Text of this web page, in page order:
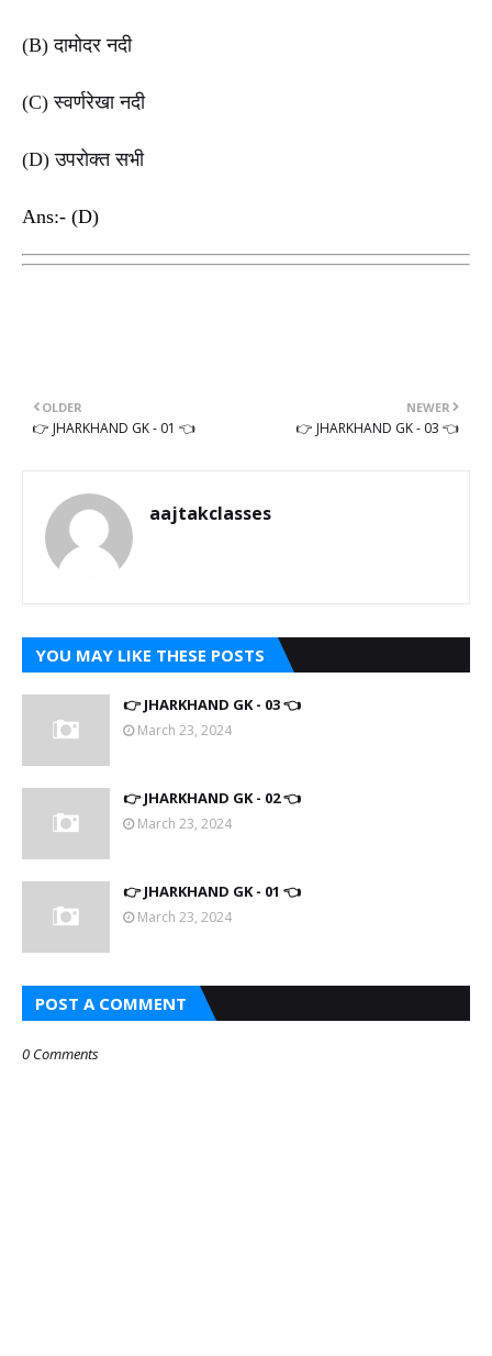
(B)दामोदर नदी
(C)स्वर्णरेखा नदी
(D)उपरोक्त सभी
Ans:- (D)
NEWER
👉 JHARKHAND GK - 03 👈
OLDER
👉 JHARKHAND GK - 01 👈
aajtakclasses
YOU MAY LIKE THESE POSTS
👉 JHARKHAND GK - 03 👈
March 23, 2024
👉 JHARKHAND GK - 02 👈
March 23, 2024
👉 JHARKHAND GK - 01 👈
March 23, 2024
POST A COMMENT
0 Comments